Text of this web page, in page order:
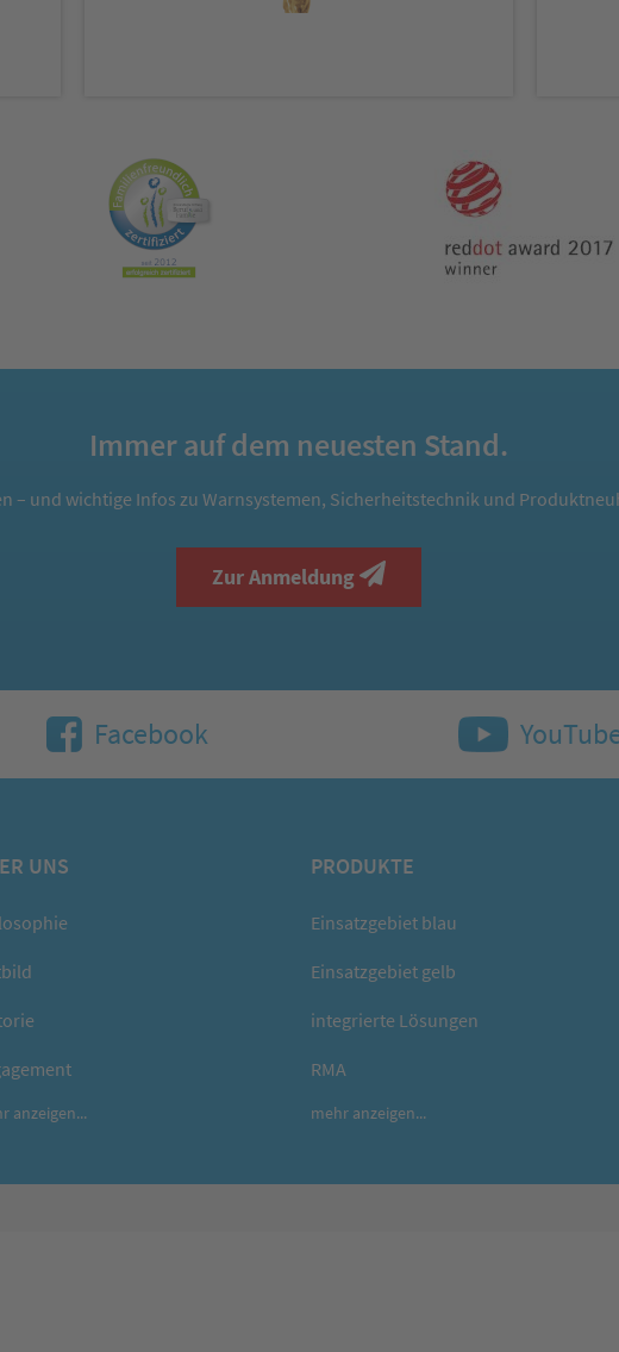
Immer auf dem neuesten Stand.
– und wichtige Infos zu Warnsystemen, Sicherheitstechnik und
Zur Anmeldung
Facebook
UNS
anzeigen...
PRODUKTE
Einsatzgebiet blau
Einsatzgebiet gelb
integrierte Lösungen
RMA
mehr anzeigen...